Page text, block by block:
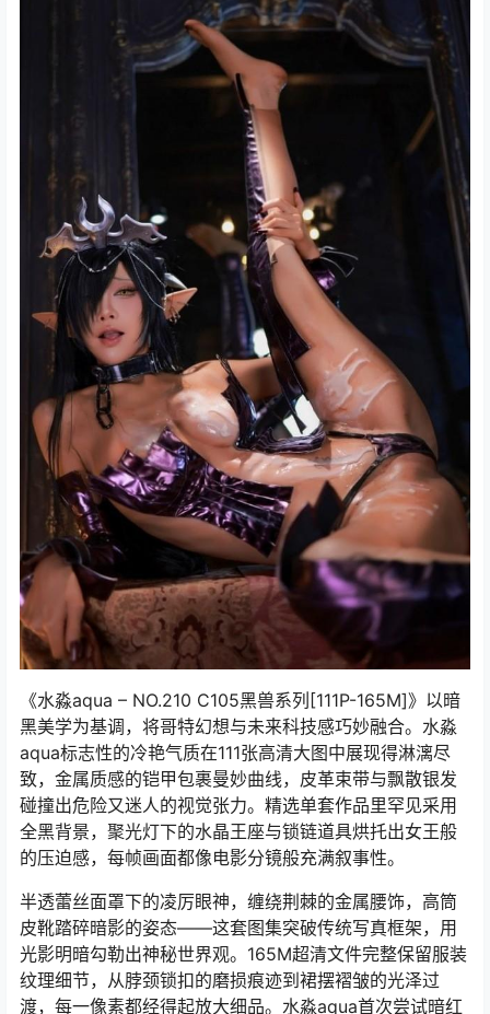
《水淼aqua – NO.210 C105黑兽系列[111P-165M]》以暗
黑美学为基调，将哥特幻想与未来科技感巧妙融合。水淼
aqua标志性的冷艳气质在111张高清大图中展现得淋漓尽
致，金属质感的铠甲包裹曼妙曲线，皮革束带与飘散银发
碰撞出危险又迷人的视觉张力。精选单套作品里罕见采用
全黑背景，聚光灯下的水晶王座与锁链道具烘托出女王般
的压迫感，每帧画面都像电影分镜般充满叙事性。
半透蕾丝面罩下的凌厉眼神，缠绕荆棘的金属腰饰，高筒
皮靴踏碎暗影的姿态——这套图集突破传统写真框架，用
光影明暗勾勒出神秘世界观。165M超清文件完整保留服装
纹理细节，从脖颈锁扣的磨损痕迹到裙摆褶皱的光泽过
渡，每一像素都经得起放大细品。水淼aqua首次尝试暗红